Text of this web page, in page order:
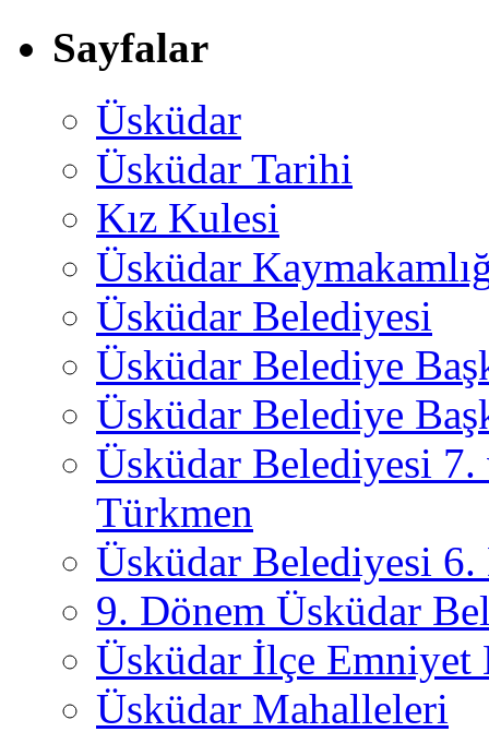
Sayfalar
Üsküdar
Üsküdar Tarihi
Kız Kulesi
Üsküdar
Üsküdar Belediyesi
Üsküdar Belediye
Üsküdar Belediye
Üsküdar Belediyesi
Türkmen
Üsküdar Belediyesi 6.
9. Dönem Üsküdar
Üsküdar İlçe
Üsküdar Mahalleleri